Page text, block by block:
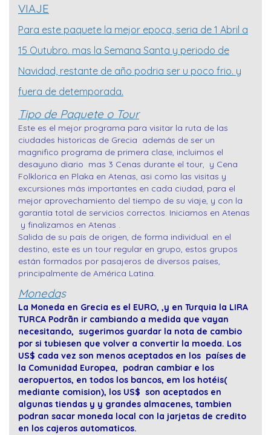
VIAJE
Para este paquete la mejor epoca, seria de 1 Abril a
15 Outubro. mas la Semana Santa y periodo de
Navidad, restante de año podria ser u poco frio. y
fuera de detemporada.
Tipo de Paquete o Tour
Este es el mejor programa para visitar la ruta de las
ciudades historicas de Grecia además de ser un
magnifico programa de primera clase, incluimos el
desayuno diario mas 3 Cenas durante el tour, y Cena
Folklorica en Plaka en Atenas, asi como las visitas y
excursiones más importantes en cada ciudad, para el
mejor aprovechamiento del tiempo de su viaje, y con la
garantía total de servicios correctos. Iniciamos en Atenas
y finalizamos en Atenas .
Salida de su país de origen, de forma individual. en el
destino, este es un tour regular en grupo, estos grupos
están formados por pasajeros de diversos países,
principalmente de América Latina.
Monedas
La Moneda en Grecia es el EURO, ,y en Turquia la LIRA
TURCA Podrãn ir cambiando a medida que vayan
necesitando, sugerimos guardar la nota de cambio
por si tubiesen que volver a convertir la moeda. Los
US$ cada vez son menos aceptados en los países de
la Comunidad Europea, podran cambiar e los
aeropuertos, en todos los bancos, em los hotéis(
mediante comision), los US$ son aceptados en
algunas tiendas y y grandes almacenes, tambien
podran sacar moneda local con la jarjetas de credito
en los cajeros automaticos.